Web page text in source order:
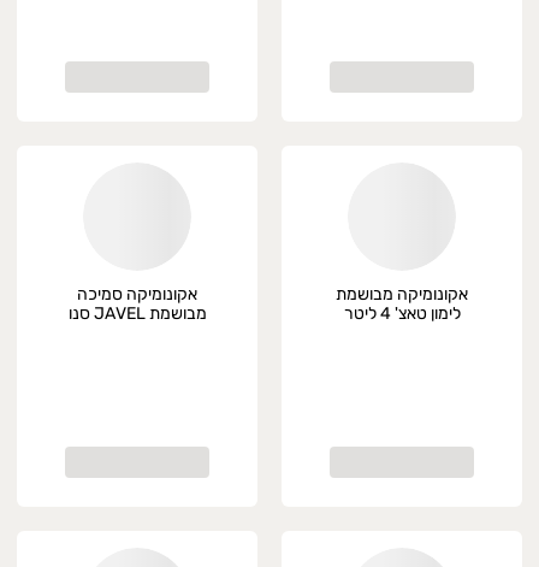
אקונומיקה מבושמת
לימון טאצ' 4 ליטר
אקונומיקה סמיכה
מבושמת JAVEL סנו